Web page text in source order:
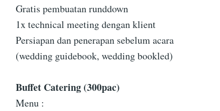
Gratis pembuatan runddown
1x technical meeting dengan klient
Persiapan dan penerapan sebelum acara
(wedding guidebook, wedding bookled)
Buffet Catering (300pac)
Menu :